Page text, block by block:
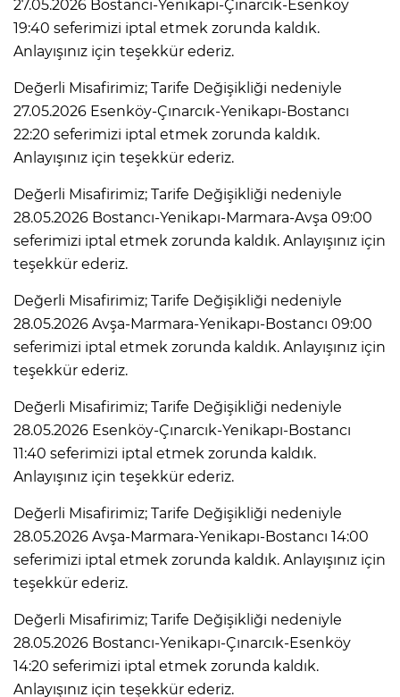
27.05.2026 Bostancı-Yenikapı-Çınarcık-Esenköy
19:40 seferimizi iptal etmek zorunda kaldık.
Anlayışınız için teşekkür ederiz.
Değerli Misafirimiz; Tarife Değişikliği nedeniyle
27.05.2026 Esenköy-Çınarcık-Yenikapı-Bostancı
22:20 seferimizi iptal etmek zorunda kaldık.
Anlayışınız için teşekkür ederiz.
Değerli Misafirimiz; Tarife Değişikliği nedeniyle
28.05.2026 Bostancı-Yenikapı-Marmara-Avşa 09:00
seferimizi iptal etmek zorunda kaldık. Anlayışınız için
teşekkür ederiz.
Değerli Misafirimiz; Tarife Değişikliği nedeniyle
28.05.2026 Avşa-Marmara-Yenikapı-Bostancı 09:00
seferimizi iptal etmek zorunda kaldık. Anlayışınız için
teşekkür ederiz.
Değerli Misafirimiz; Tarife Değişikliği nedeniyle
28.05.2026 Esenköy-Çınarcık-Yenikapı-Bostancı
11:40 seferimizi iptal etmek zorunda kaldık.
Anlayışınız için teşekkür ederiz.
Değerli Misafirimiz; Tarife Değişikliği nedeniyle
28.05.2026 Avşa-Marmara-Yenikapı-Bostancı 14:00
seferimizi iptal etmek zorunda kaldık. Anlayışınız için
teşekkür ederiz.
Değerli Misafirimiz; Tarife Değişikliği nedeniyle
28.05.2026 Bostancı-Yenikapı-Çınarcık-Esenköy
14:20 seferimizi iptal etmek zorunda kaldık.
Anlayışınız için teşekkür ederiz.